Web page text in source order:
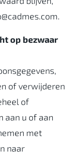
op bezwaar
of verwijderen
of
aan u of aan
met
naar